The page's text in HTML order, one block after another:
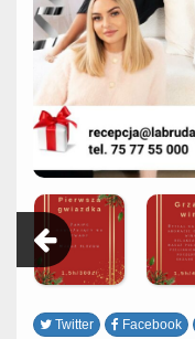
Twitter Facebook